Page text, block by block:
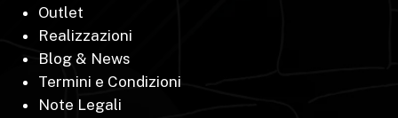
Outlet
Realizzazioni
Blog & News
Termini e Condizioni
Note Legali